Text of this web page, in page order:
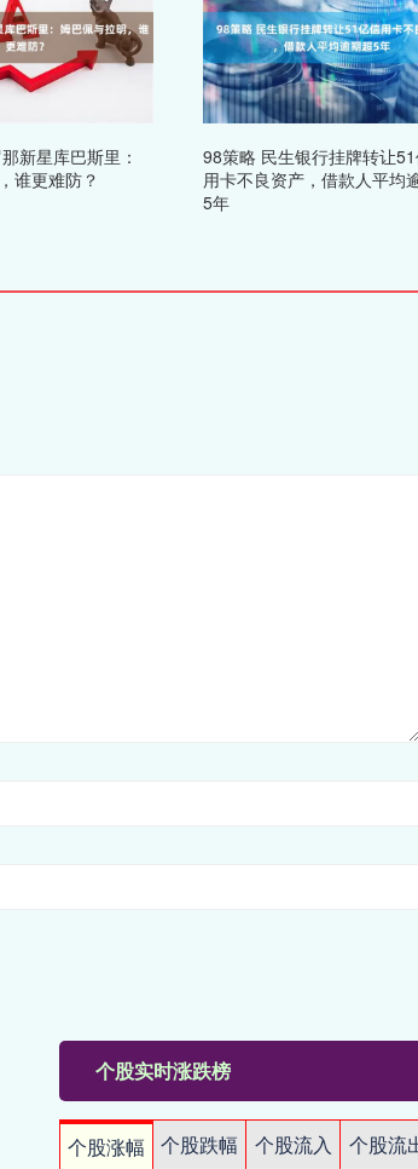
新星库巴斯里：
谁更难防？
98策略 民生银行挂牌转让
用卡不良资产，借款人平均
5年
个股实时涨跌榜
个股涨幅 个股跌幅 个股流入 个股流